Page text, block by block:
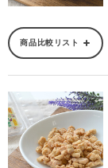
商品比較リスト